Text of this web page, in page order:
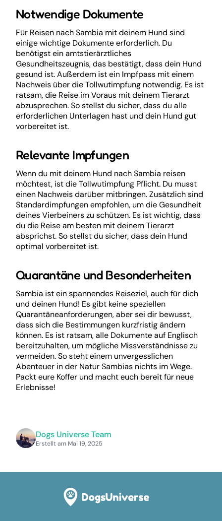
Dogs Universe Team
Erstellt am Mai 19, 2025
Notwendige Dokumente
Für Reisen nach Sambia mit deinem Hund sind
einige wichtige Dokumente erforderlich. Du
benötigst ein amtstierärztliches
Gesundheitszeugnis, das bestätigt, dass dein Hund
gesund ist. Außerdem ist ein Impfpass mit einem
Nachweis über die Tollwutimpfung notwendig. Es ist
ratsam, die Reise im Voraus mit deinem Tierarzt
abzusprechen. So stellst du sicher, dass du alle
erforderlichen Unterlagen hast und dein Hund gut
vorbereitet ist.
Relevante Impfungen
Wenn du mit deinem Hund nach Sambia reisen
möchtest, ist die Tollwutimpfung Pflicht. Du musst
einen Nachweis darüber mitbringen. Zusätzlich sind
Standardimpfungen empfohlen, um die Gesundheit
deines Vierbeiners zu schützen. Es ist wichtig, dass
du die Reise am besten mit deinem Tierarzt
absprichst. So stellst du sicher, dass dein Hund
optimal vorbereitet ist.
Quarantäne und Besonderheiten
Sambia ist ein spannendes Reiseziel, auch für dich
und deinen Hund! Es gibt keine speziellen
Quarantäneanforderungen, aber sei dir bewusst,
dass sich die Bestimmungen kurzfristig ändern
können. Es ist ratsam, alle Dokumente auf Englisch
bereitzuhalten, um mögliche Missverständnisse zu
vermeiden. So steht einem unvergesslichen
Abenteuer in der Natur Sambias nichts im Wege.
Packt eure Koffer und macht euch bereit für neue
Erlebnisse!